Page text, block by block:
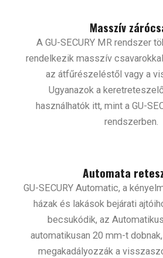
Masszív
A GU-SECURY MR rendszer
rendelkezik masszív
az átfűrészeléstől vagy a
Ugyanazok a
használhatók itt, mint a GU-
rendszerben.
Automata
GU-SECURY Automatic, a
házak és lakások bejárati
becsukódik, az
automatikusan 20 mm-t
megakadályozzák a